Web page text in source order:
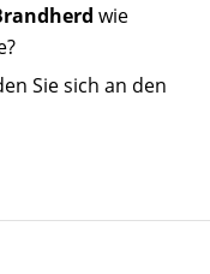
wie
Sie sich an den